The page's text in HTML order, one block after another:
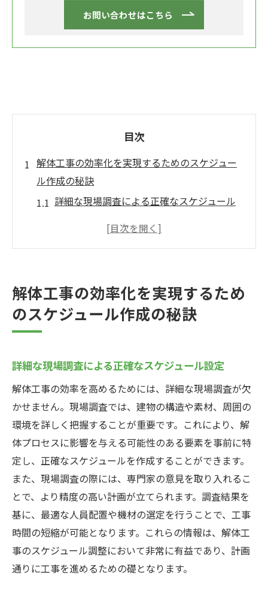
お問い合わせはこちら
目次
解体工事の効率化を実現するためのスケジュー
ル作成の秘訣
詳細な現場調査による正確なスケジュール
季節や天候を考慮した柔軟な計画立案
可申請
複数業者からの見積もり取得の重要性
高度な機械を活用した効率的な作業
デジタルツールによるプロジェクト管理の
最適化
3Dスキャニング技術を用いた詳細な計画策
定
リアルタイムでの進捗管理による迅速な対
応
リモートモニタリングでの安全管理強化
技術革新による作業プロセスの短縮
チームの協力体制を強化して解体工事をスムー
解体工事の効率化を実現するため
のスケジュール作成の秘訣
詳細な現場調査による正確なスケジュール設定
解体工事の効率を高めるためには、詳細な現場調査が欠
かせません。現場調査では、建物の構造や素材、周囲の
環境を詳しく把握することが重要です。これにより、解
体プロセスに影響を与える可能性のある要素を事前に特
定し、正確なスケジュールを作成することができます。
また、現場調査の際には、専門家の意見を取り入れるこ
とで、より精度の高い計画が立てられます。調査結果を
基に、最適な人員配置や機材の選定を行うことで、工事
時間の短縮が可能となります。これらの情報は、解体工
事のスケジュール調整において非常に有益であり、計画
通りに工事を進めるための礎となります。